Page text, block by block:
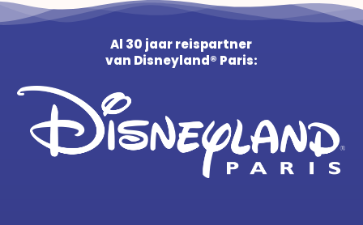
Al 30 jaar reispartner
van Disneyland® Paris: